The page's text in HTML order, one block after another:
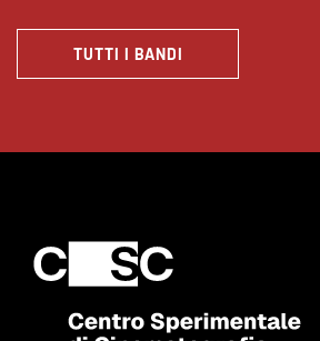
TUTTI I BANDI